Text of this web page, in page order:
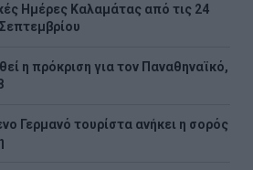
Ημέρες Καλαμάτας από τις 24
η πρόκριση για τον Παναθηναϊκό,
Γερμανό τουρίστα ανήκει η σορός